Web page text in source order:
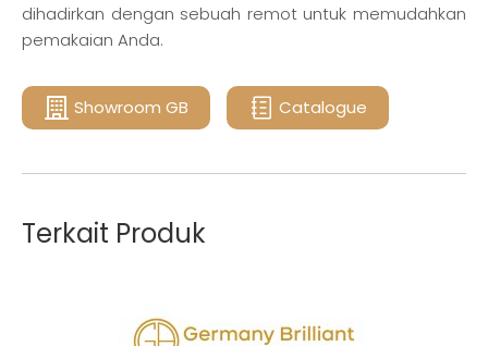
dihadirkan dengan sebuah remot untuk memudahkan
pemakaian Anda.
Showroom GB Catalogue
Terkait Produk